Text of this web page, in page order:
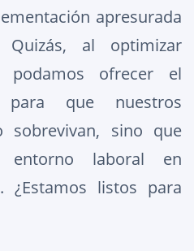
apresurada
al optimizar
podamos ofrecer el
para que nuestros
sobrevivan, sino que
laboral en
¿Estamos listos para